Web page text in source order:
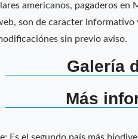
americanos, pagaderos
son de caracter
sin previo aviso.
Galería
Más